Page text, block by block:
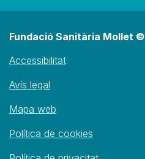
Fundació Sanitària Mollet ©
Accessibilitat
Avís legal
Mapa web
Política de cookies